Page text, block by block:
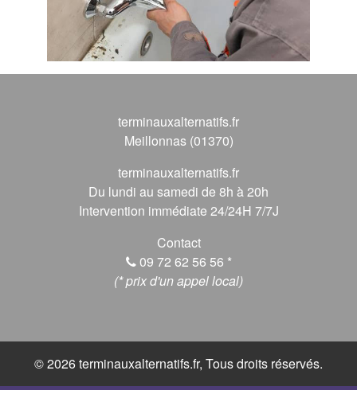
terminauxalternatifs.fr
Meillonnas (01370)
terminauxalternatifs.fr
Du lundi au samedi de 8h à 20h
Intervention immédiate 24/24H 7/7J
Contact
09 72 62 56 56 *
(* prix d'un appel local)
© 2026 terminauxalternatifs.fr, Tous droits réservés.